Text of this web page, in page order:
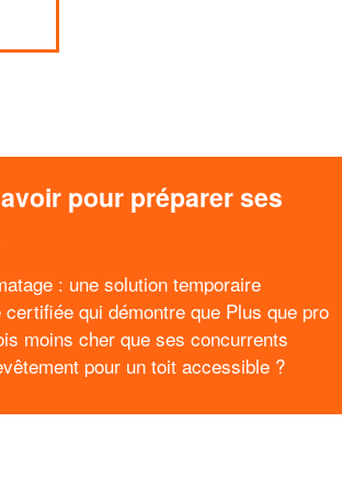
pour préparer ses
: une solution temporaire
certifiée qui démontre que Plus que pro
moins cher que ses concurrents
pour un toit accessible ?